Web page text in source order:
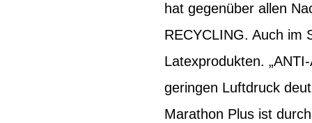
hat gegenüber allen
RECYCLING. Auch im
Latexprodukten.
geringen Luftdruck
Marathon Plus ist